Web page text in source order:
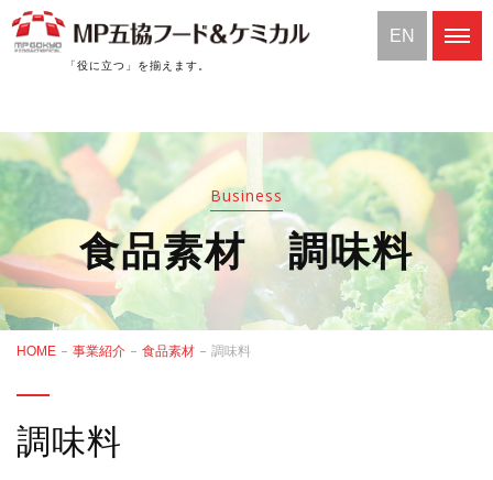
「役に立つ」を揃えます。
EN
Business
食品素材 調味料
HOME 事業紹介 食品素材 調味料
調味料